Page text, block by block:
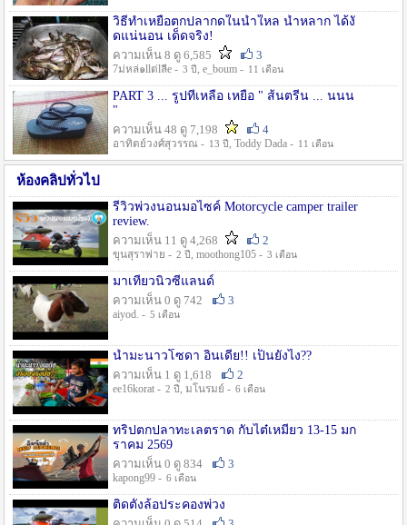
วิธีทำเหยื่อตกปลากดในน้ำใหล น้ำหลาก ได้งั
ดแน่นอน เด็ดจริง!
ความเห็น 8 ดู 6,585
3
7ม่หล่๑llต่lลีe - 3 ปี , e_boum - 11 เดือน
PART 3 ... รูปที่เหลือ เหยื่อ " ส้นตรีน ... นนน
"
ความเห็น 48 ดู 7,198
4
อาทิตย์วงศ์สุวรรณ - 13 ปี , Toddy Dada - 11 เดือน
ห้องคลิปทั่วไป
รีวิวพ่วงนอนมอไซค์ Motorcycle camper trailer
review.
ความเห็น 11 ดู 4,268
2
ขุนสุราพ่าย - 2 ปี , moothong105 - 3 เดือน
มาเที่ยวนิวซีแลนด์
ความเห็น 0 ดู 742
3
aiyod. - 5 เดือน
น้ำมะนาวโซดา อินเดีย!! เป็นยังไง??
ความเห็น 1 ดู 1,618
2
ee16korat - 2 ปี , มโนรมย์ - 6 เดือน
ทริปตกปลาทะเลตราด กับไต๋เหมี่ยว 13-15 มก
ราคม 2569
ความเห็น 0 ดู 834
3
kapong99 - 6 เดือน
ติดตั้งล้อประคองพ่วง